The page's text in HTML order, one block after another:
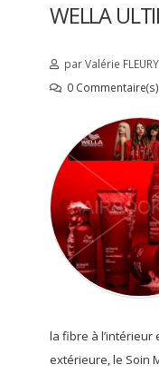
WELLA
parValérie FLEURY
0 Commentaire(s)
la fibre à
extérieure, le Soin